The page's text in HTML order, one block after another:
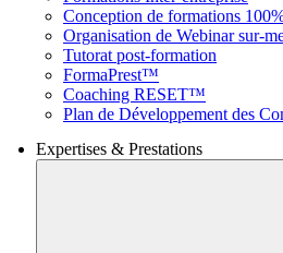
Conception de formations
Organisation de Webinar sur-
Tutorat post-formation
FormaPrest™
Coaching RESET™
Plan de Développement des
Expertises & Prestations